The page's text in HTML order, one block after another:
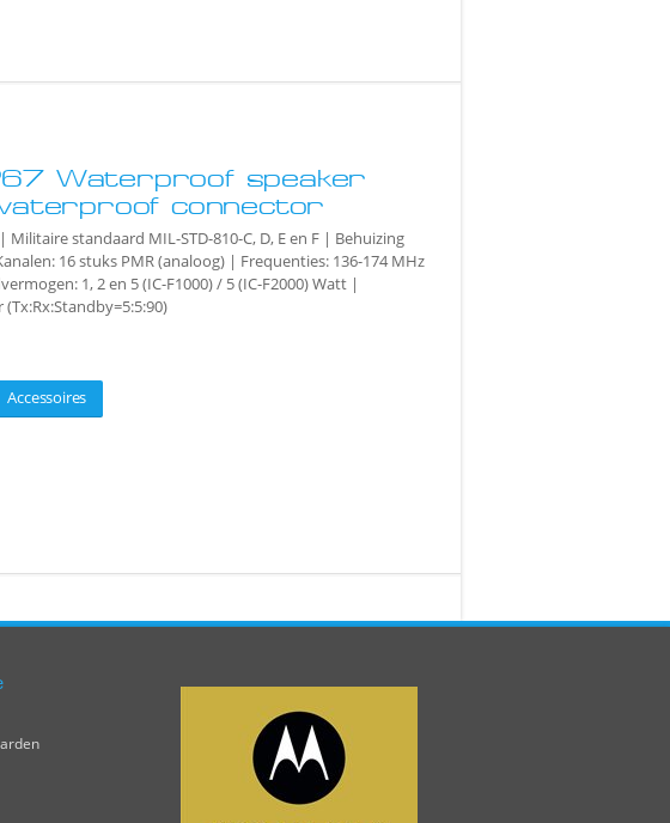
Waterproof speaker
connector
standaard MIL-STD-810-C, D, E en F | Behuizing
16 stuks PMR (analoog) | Frequenties: 136-174 MHz
1, 2 en 5 (IC-F1000) / 5 (IC-F2000) Watt |
Accessoires